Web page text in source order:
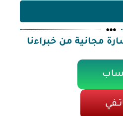
مجانية من خبراءنا